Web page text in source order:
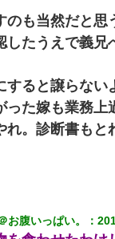
も当然だと思
したうえで義兄
すると譲らない
った嫁も業務上
れ。診断書もと
お腹いっぱい。 ：